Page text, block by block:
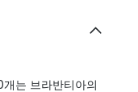
는 브라반티아의